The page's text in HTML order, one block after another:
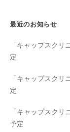
最近のお知らせ
「キャップスク
定
「キャップスク
定
「キャップスク
予定